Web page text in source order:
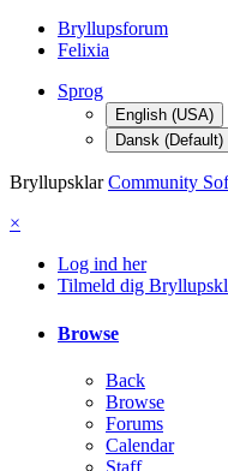
Bryllupsforum
Felixia
Sprog
English (USA)
Dansk (Default)
Bryllupsklar Community
×
Log ind her
Tilmeld dig
Browse
Back
Browse
Forums
Calendar
Staff